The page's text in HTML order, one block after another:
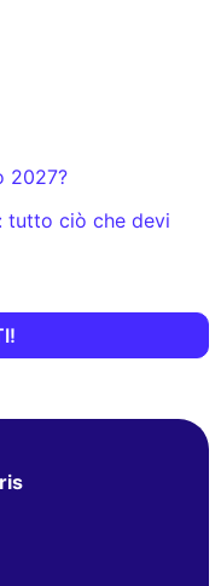
2027?
tutto ciò che devi